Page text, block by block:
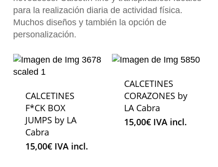
para la realización diaria de actividad física.
Muchos diseños y también la opción de
personalización.
CALCETINES
F*CK BOX
JUMPS by LA
Cabra
15,00€ IVA incl.
CALCETINES
CORAZONES by
LA Cabra
15,00€ IVA incl.